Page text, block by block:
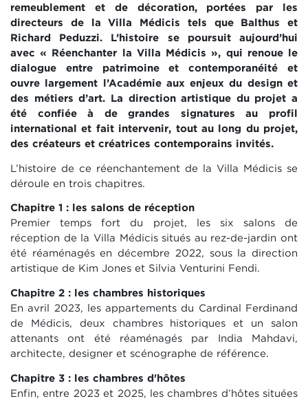
remeublement et de décoration, portées par les
directeurs de la Villa Médicis tels que Balthus et
Richard Peduzzi. L’histoire se poursuit aujourd’hui
avec « Réenchanter la Villa Médicis », qui renoue le
dialogue entre patrimoine et contemporanéité et
ouvre largement l’Académie aux enjeux du design et
des métiers d’art. La direction artistique du projet a
été confiée à de grandes signatures au profil
international et fait intervenir, tout au long du projet,
des créateurs et créatrices contemporains invités.
L’histoire de ce réenchantement de la Villa Médicis se
déroule en trois chapitres.
Chapitre 1 : les salons de réception
Premier temps fort du projet, les six salons de
réception de la Villa Médicis situés au rez-de-jardin ont
été réaménagés en décembre 2022, sous la direction
artistique de Kim Jones et Silvia Venturini Fendi.
Chapitre 2 : les chambres historiques
En avril 2023, les appartements du Cardinal Ferdinand
de Médicis, deux chambres historiques et un salon
attenants ont été réaménagés par India Mahdavi,
architecte, designer et scénographe de référence.
Chapitre 3 : les chambres d'hôtes
Enfin, entre 2023 et 2025, les chambres d’hôtes situées